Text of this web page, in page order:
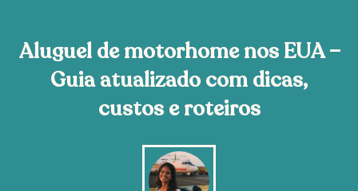
Aluguel de motorhome nos EUA –
Guia atualizado com dicas,
custos e roteiros